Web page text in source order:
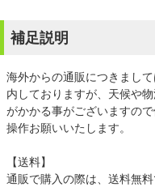
補足説明
海外からの通販につきまし
内しておりますが、天候や
がかかる事がございますの
操作お願いいたします。
【送料】
通販で購入の際は、送料無